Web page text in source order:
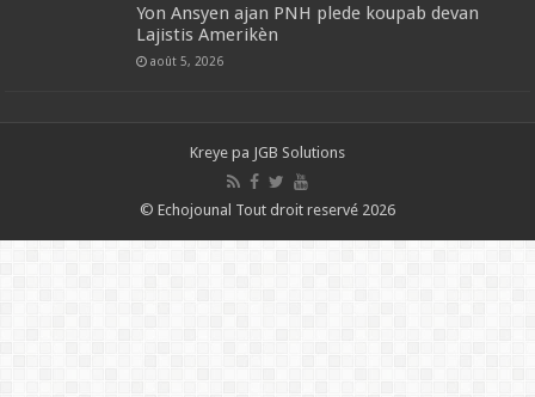
Yon Ansyen ajan PNH plede koupab devan
Lajistis Amerikèn
août 5, 2026
Kreye pa JGB Solutions
© Echojounal Tout droit reservé 2026